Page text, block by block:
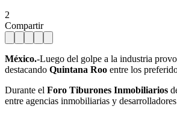
2
Compartir
México.-Luego del golpe a la industria
destacando Quintana Roo entre los
Durante el Foro Tiburones Inmobiliarios
entre agencias inmobiliarias y